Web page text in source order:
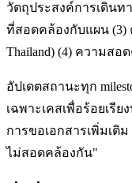
วัตถุประสงค์การเดินท
ที่สอดคล้องกับแผน (3)
Thailand) (4) ความสอ
อัปเดตสถานะทุก
เฉพาะเคสเพื่อร้อยเรี
การขอเอกสารเพิ่มเติ
ไม่สอดคล้องกัน"